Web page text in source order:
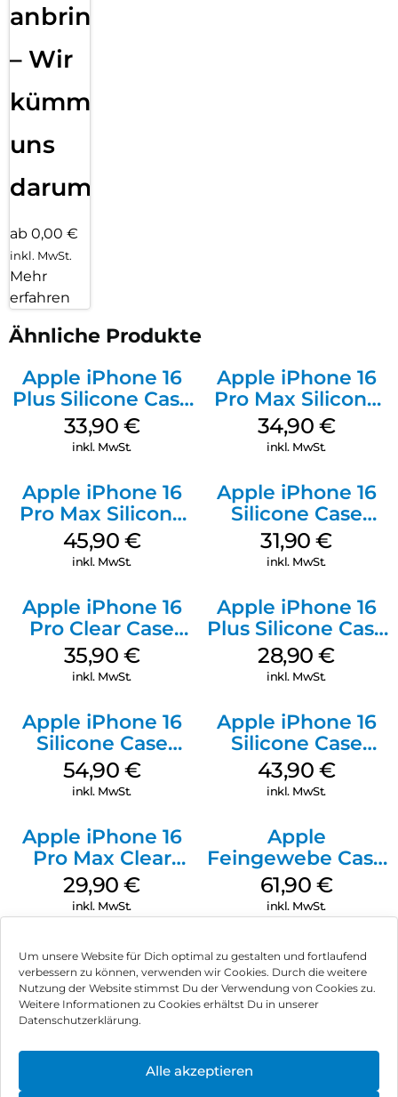
Um unsere Website für Dich optimal zu gestalten und fortlaufend
verbessern zu können, verwenden wir Cookies. Durch die weitere
Nutzung der Website stimmst Du der Verwendung von Cookies zu.
Weitere Informationen zu Cookies erhältst Du in unserer
Datenschutzerklärung.
Alle akzeptieren
anbringen
– Wir
kümmern
uns
darum!
ab 0,00 €
inkl. MwSt.
Mehr
erfahren
Ähnliche Produkte
Apple iPhone 16
Plus Silicone Case
MagSafe Lake
Green
33,90 €
inkl. MwSt.
Apple iPhone 16
Pro Max Silicone
Case MagSafe
Denim
34,90 €
inkl. MwSt.
Apple iPhone 16
Pro Max Silicone
Case MagSafe
Ultramarine
45,90 €
inkl. MwSt.
Apple iPhone 16
Silicone Case
MagSafe Fuchsia
31,90€
inkl. MwSt.
Apple iPhone 16
Pro Clear Case
MagSafe
Transparent
35,90 €
inkl. MwSt.
Apple iPhone 16
Plus Silicone Case
MagSafe Black
28,90€
inkl. MwSt.
Apple iPhone 16
Silicone Case
MagSafe Black
54,90 €
inkl. MwSt.
Apple iPhone 16
Silicone Case
MagSafe Plum
43,90 €
inkl. MwSt.
Apple iPhone 16
Pro Max Clear
Case MagSafe
Transparent
29,90€
inkl. MwSt.
Apple
Feingewebe Case
iPhone 15 Pro
MagSafe Schwarz
61,90 €
inkl. MwSt.
Impressum